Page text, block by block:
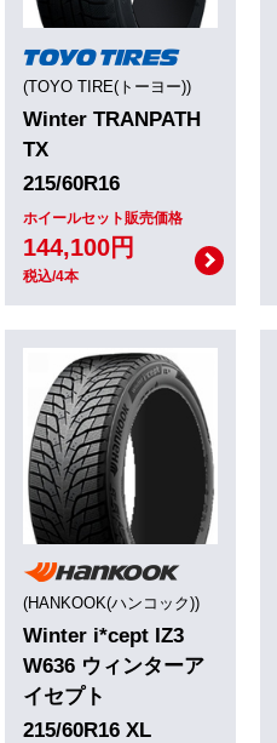
(TOYO TIRE(トーヨー))
Winter TRANPATH
TX
215/60R16
ホイールセット販売価格
144,100円
税込/4本
(HANKOOK(ハンコック))
Winter i*cept IZ3
W636 ウィンターア
イセプト
215/60R16 XL